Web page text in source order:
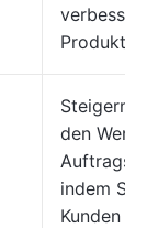
Produkts
Steigern
den Wert
Auftrags,
indem Sie
Kunden zu